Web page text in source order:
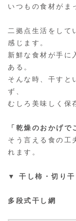
いつもの食材がま
二拠点生活をして
感じます。
新鮮な食材が手に
ある。
そんな時、干すと
ず、
むしろ美味しく保
「乾燥のおかげで
そう言える食の工
れます。
▼ 干し柿・切り干
多段式干し網